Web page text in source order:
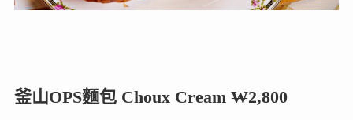
釜山OPS麵包 Choux Cream ₩2,800